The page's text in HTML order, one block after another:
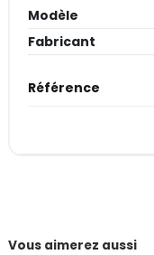
Modèle
Fabricant
Référence
Vous aimerez aussi